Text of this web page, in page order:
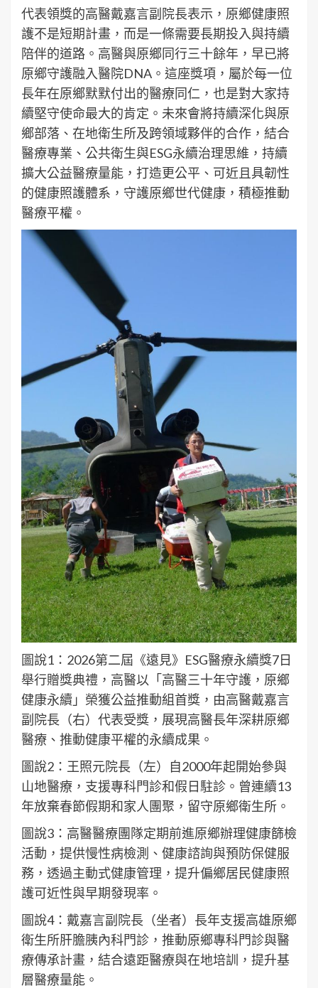
代表領獎的高醫戴嘉言副院長表示，原鄉健康照
護不是短期計畫，而是一條需要長期投入與持續
陪伴的道路。高醫與原鄉同行三十餘年，早已將
原鄉守護融入醫院DNA。這座獎項，屬於每一位
長年在原鄉默默付出的醫療同仁，也是對大家持
續堅守使命最大的肯定。未來會將持續深化與原
鄉部落、在地衛生所及跨領域夥伴的合作，結合
醫療專業、公共衛生與ESG永續治理思維，持續
擴大公益醫療量能，打造更公平、可近且具韌性
的健康照護體系，守護原鄉世代健康，積極推動
醫療平權。
圖說1：2026第二屆《遠見》ESG醫療永續獎7日
舉行贈獎典禮，高醫以「高醫三十年守護，原鄉
健康永續」榮獲公益推動組首獎，由高醫戴嘉言
副院長（右）代表受獎，展現高醫長年深耕原鄉
醫療、推動健康平權的永續成果。
圖說2：王照元院長（左）自2000年起開始參與
山地醫療，支援專科門診和假日駐診。曾連續13
年放棄春節假期和家人團聚，留守原鄉衛生所。
圖說3：高醫醫療團隊定期前進原鄉辦理健康篩檢
活動，提供慢性病檢測、健康諮詢與預防保健服
務，透過主動式健康管理，提升偏鄉居民健康照
護可近性與早期發現率。
圖說4：戴嘉言副院長（坐者）長年支援高雄原鄉
衛生所肝膽胰內科門診，推動原鄉專科門診與醫
療傳承計畫，結合遠距醫療與在地培訓，提升基
層醫療量能。